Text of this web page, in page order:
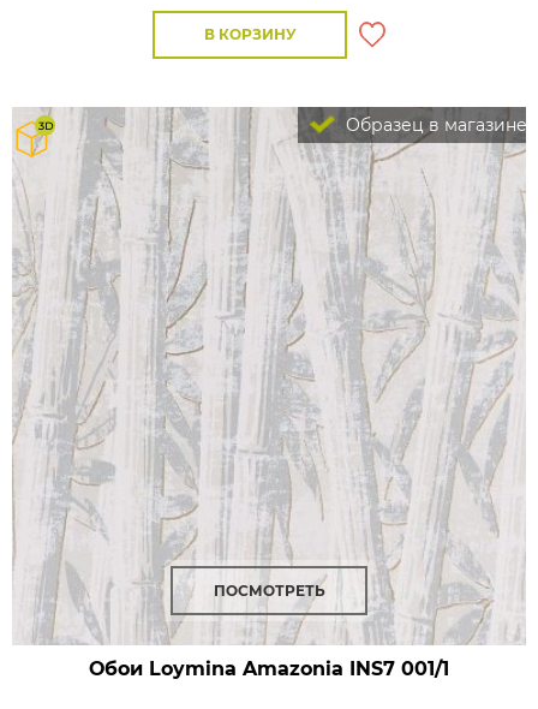
В КОРЗИНУ
Образец в магазине
ПОСМОТРЕТЬ
Обои Loymina Amazonia INS7 001/1